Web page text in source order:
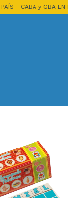
GBA EN EL DÍA